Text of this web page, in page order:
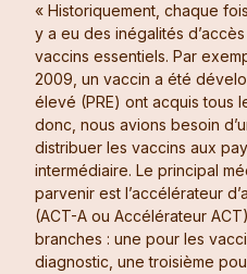
« Historiquement, chaque
y a eu des inégalités
vaccins essentiels. Par
2009, un vaccin a été
élevé (PRE) ont acquis tous
donc, nous avions besoin
distribuer les vaccins aux
intermédiaire. Le principal
parvenir est l’accélérateur
(ACT-A ou Accélérateur
branches : une pour les
diagnostic, une troisième